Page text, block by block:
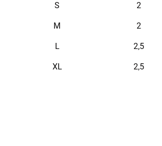
неприхотлив в уходе.
Характеристики
S 2
M 2
L 2,5
XL 2,5